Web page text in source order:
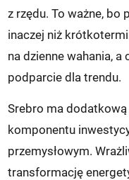
z rzędu. To ważne, bo
inaczej niż
na dzienne wahania,
podparcie dla trendu.
Srebro ma
komponentu
przemysłowym.
transformację